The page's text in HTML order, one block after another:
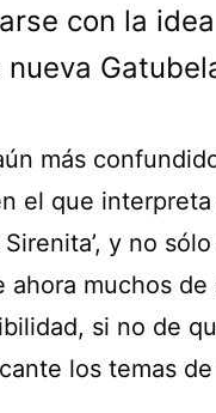
con la
más
el que interpreta
y no
ahora muchos
si no de
los temas